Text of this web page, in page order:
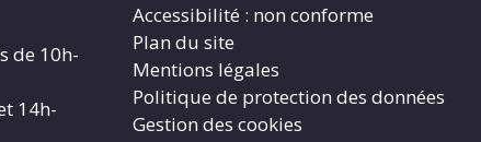
de 10h-
14h-
Accessibilité : non conforme
Plan du site
Mentions légales
Politique de protection des données
Gestion des cookies